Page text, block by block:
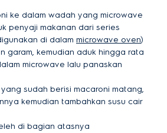
ke dalam wadah yang microwave
penyaji makanan dari series
di dalam microwave oven)
garam, kemudian aduk hingga rata
microwave lalu panaskan
sudah berisi macaroni matang,
kemudian tambahkan susu cair
di bagian atasnya